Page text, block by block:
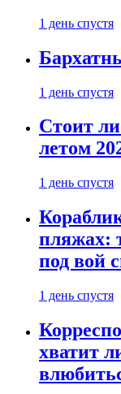
1 день спустя
1 день спустя
Стоит
летом
1 день спустя
пляжах:
под вой
1 день спустя
хватит